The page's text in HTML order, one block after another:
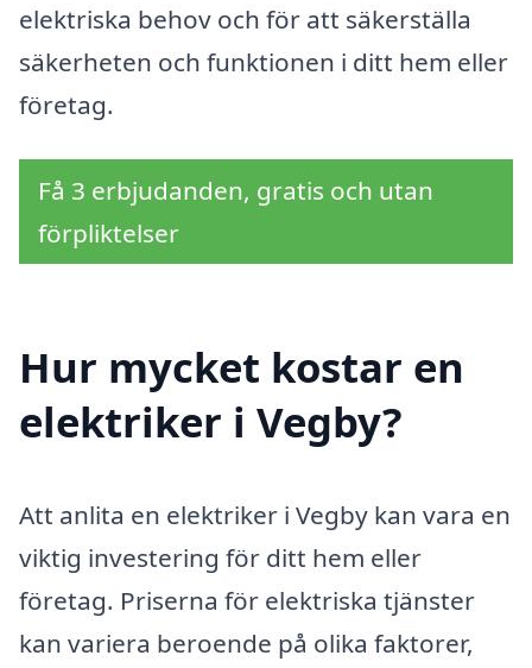
elektriska behov och för att säkerställa
säkerheten och funktionen i ditt hem eller
företag.
Få 3 erbjudanden, gratis och utan
förpliktelser
Hur mycket kostar en
elektriker i Vegby?
Att anlita en elektriker i Vegby kan vara en
viktig investering för ditt hem eller
företag. Priserna för elektriska tjänster
kan variera beroende på olika faktorer,